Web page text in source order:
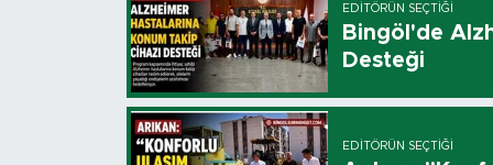
EDITÖRÜN SEÇTIĞI
Bingöl'de
Desteği
EDITÖRÜN SEÇTIĞI